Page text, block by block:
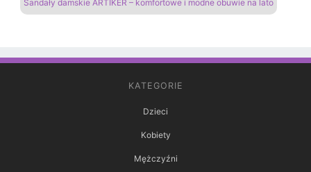
Sandały damskie ARTIKER – komfortowe i modne obuwie na lato
KATEGORIE
Dzieci
Kobiety
Mężczyźni